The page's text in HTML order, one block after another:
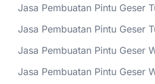
Jasa Pembuatan Pintu Geser
Jasa Pembuatan Pintu Geser
Jasa Pembuatan Pintu Geser
Jasa Pembuatan Pintu Geser